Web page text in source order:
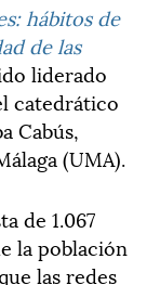
hábitos de
de las
liderado
catedrático
Cabús,
(UMA).
de 1.067
la población
las redes